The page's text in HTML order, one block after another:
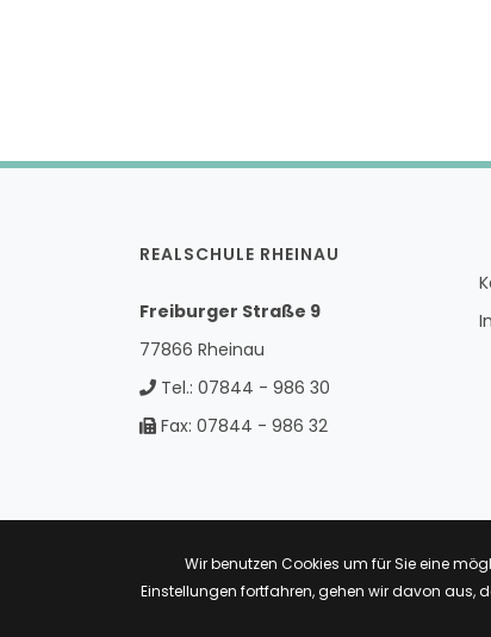
Wir benutzen Cookies um für Sie eine
Einstellungen fortfahren, gehen wir davon aus,
REALSCHULE RHEINAU
Freiburger Straße 9
77866 Rheinau
Tel.: 07844 - 986 30
Fax: 07844 - 986 32